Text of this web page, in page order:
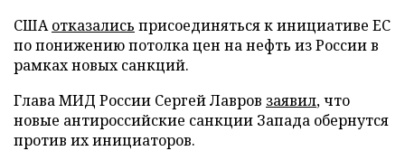
СШАотказались присоединяться к инициативе ЕС
по понижению потолка цен на нефть из России в
рамках новых санкций.
Глава МИД России Сергей Лавров заявил, что
новые антироссийские санкции Запада обернутся
против их инициаторов.